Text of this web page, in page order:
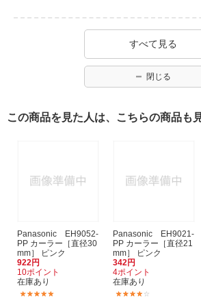
すべて見る
閉じる
この商品を見た人は、こちらの商品も
Panasonic EH9052-
PP カーラー［直径30
mm］ ピンク
922円
10ポイント
在庫あり
Panasonic EH9021-
PP カーラー［直径21
mm］ ピンク
342円
4ポイント
在庫あり